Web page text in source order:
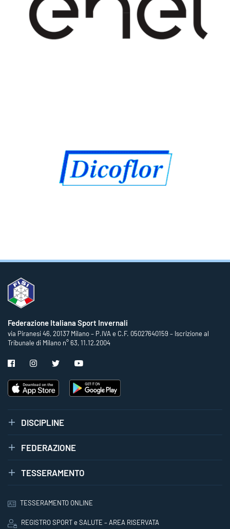
Federazione Italiana Sport Invernali
via Piranesi 46, 20137 Milano – P.IVA e C.F. 05027640159 – Iscrizione al
Tribunale di Milano n° 63, 11.12.2004
DISCIPLINE
FEDERAZIONE
TESSERAMENTO
TESSERAMENTO ONLINE
REGISTRO SPORT e SALUTE – AREA RISERVATA